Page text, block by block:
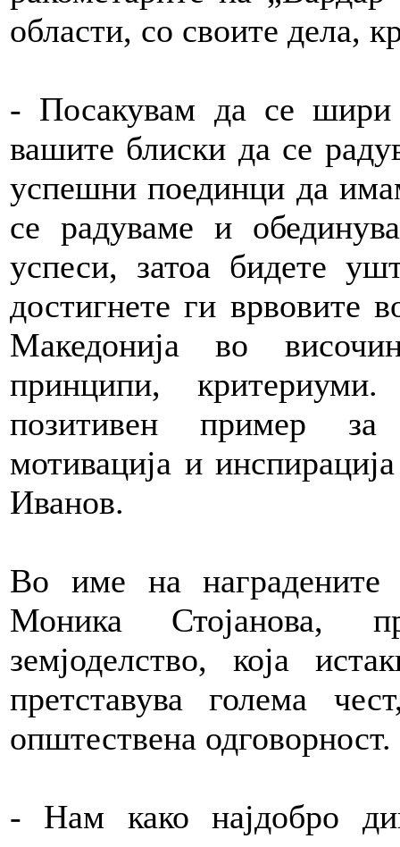
области, со своите дела,
- Посакувам да се шири
вашите блиски да се
успешни поединци да
се радуваме и
успеси, затоа бидете
достигнете ги врвовите
Македонија во
принципи,
позитивен пример за
мотивација и
Иванов.
Во име на наградените
Моника Стојанова,
земјоделство, која
претставува голема
општествена одговорност.
- Нам како најдобро